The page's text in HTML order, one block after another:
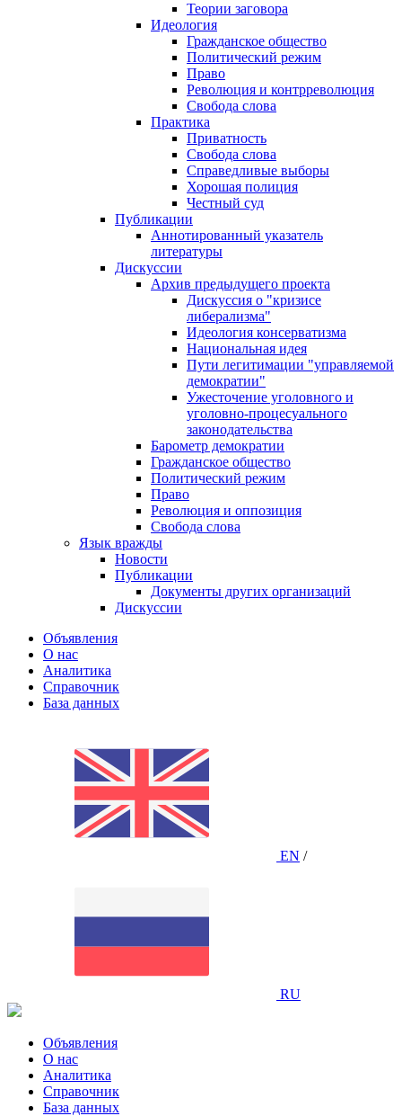
Теории заговора
Идеология
Гражданское общество
Политический режим
Право
Революция и контрреволюция
Свобода слова
Практика
Приватность
Свобода слова
Справедливые выборы
Хорошая полиция
Честный суд
Публикации
Аннотированный указатель
литературы
Дискуссии
Архив предыдущего проекта
Дискуссия о "кризисе
либерализма"
Идеология консерватизма
Национальная идея
Пути легитимации "управляемой
демократии"
Ужесточение уголовного и
уголовно-процесуального
законодательства
Барометр демократии
Гражданское общество
Политический режим
Право
Революция и оппозиция
Свобода слова
Язык вражды
Новости
Публикации
Документы других организаций
Дискуссии
Объявления
О нас
Аналитика
Справочник
База данных
EN /
RU
Объявления
О нас
Аналитика
Справочник
База данных